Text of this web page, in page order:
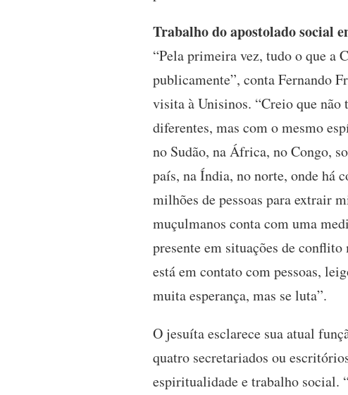
Trabalho do apostolado social
“Pela primeira vez, tudo o que a
publicamente”, conta Fernando
visita à Unisinos. “Creio que não
diferentes, mas com o mesmo
no Sudão, na África, no Congo,
país, na Índia, no norte, onde há
milhões de pessoas para extrair
muçulmanos conta com uma
presente em situações de
está em contato com pessoas,
muita esperança, mas se luta”.
O jesuíta esclarece sua atual
quatro secretariados ou
espiritualidade e trabalho social.